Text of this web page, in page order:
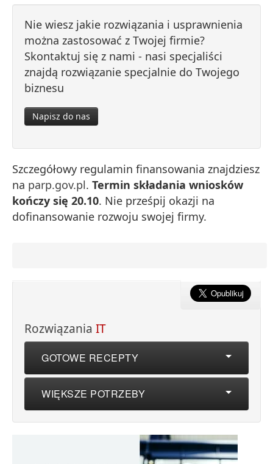
Nie wiesz jakie rozwiązania i usprawnienia
można zastosować z Twojej firmie?
Skontaktuj się z nami - nasi specjaliści
znajdą rozwiązanie specjalnie do Twojego
biznesu
Napisz do nas
Szczegółowy regulamin finansowania znajdziesz
na parp.gov.pl. Termin składania wniosków
kończy się 20.10. Nie prześpij okazji na
dofinansowanie rozwoju swojej firmy.
Rozwiązania IT
GOTOWE RECEPTY
WIĘKSZE POTRZEBY